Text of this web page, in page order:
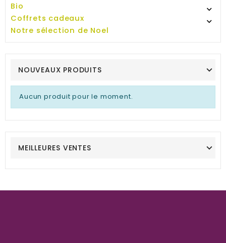
Bio

Coffrets cadeaux

Notre sélection de Noel
NOUVEAUX PRODUITS
Aucun produit pour le moment.
MEILLEURES VENTES